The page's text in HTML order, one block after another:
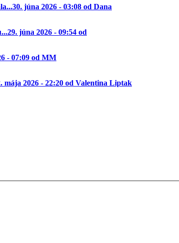
30. júna 2026 - 03:08 od Dana
29. júna 2026 - 09:54 od
- 07:09 od MM
mája 2026 - 22:20 od Valentina Liptak